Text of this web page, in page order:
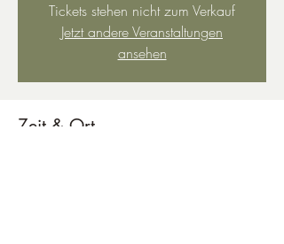
Tickets stehen nicht zum Verkauf
Jetzt andere Veranstaltungen
ansehen
Zeit & Ort